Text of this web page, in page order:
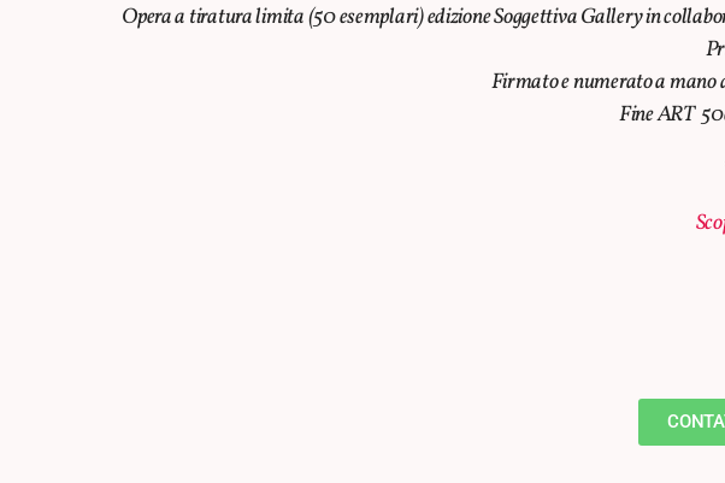
Opera a tiratura limita (50 esemplari) edizione Soggettiva Gallery in
Firmato e numerato a mano
Fine ART